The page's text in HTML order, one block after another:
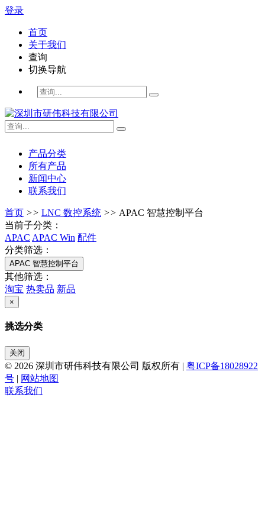
登录
首页
关于我们
查询
切换导航
产品分类
所有产品
新闻中心
联系我们
首页 >> LNC 数控系统 >> APAC 智慧控制平台
当前子分类：
APAC APAC Win 配件
分类筛选：
APAC 智慧控制平台
其他筛选：
淘宝 热卖品 新品
×
挑选分类
关闭
© 2026 深圳市研伟科技有限公司 版权所有 | 粤ICP备18028922
号 | 网站地图
联系我们